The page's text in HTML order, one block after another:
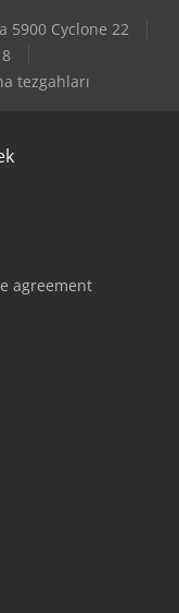
5900 Cyclone 22
tezgahları
agreement